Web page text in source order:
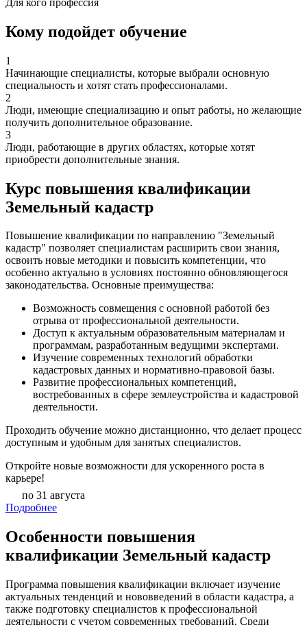
Кому подойдет обучение
1
Начинающие специалисты, которые выбрали основную
специальность и хотят стать профессионалами.
2
Люди, имеющие специализацию и опыт работы, но желающие
получить дополнительное образование.
3
Люди, работающие в других областях, которые хотят
приобрести дополнительные знания.
Курс повышения квалификации
Земельный кадастр
Повышение квалификации по направлению "Земельный
кадастр" позволяет специалистам расширить свои знания,
освоить новые методики и повысить компетенции, что
особенно актуально в условиях постоянно обновляющегося
законодательства. Основные преимущества:
Возможность совмещения с основной работой без
отрыва от профессиональной деятельности.
Доступ к актуальным образовательным материалам и
программам, разработанным ведущими экспертами.
Изучение современных технологий обработки
кадастровых данных и нормативно-правовой базы.
Развитие профессиональных компетенций,
востребованных в сфере землеустройства и кадастровой
деятельности.
Проходить обучение можно дистанционно, что делает процесс
доступным и удобным для занятых специалистов.
Откройте новые возможности для ускоренного роста в
карьере!
по 31 августа
Подробнее
Особенности повышения
квалификации Земельный кадастр
Программа повышения квалификации включает изучение
актуальных тенденций и нововведений в области кадастра, а
также подготовку специалистов к профессиональной
деятельности с учетом современных требований. Среди